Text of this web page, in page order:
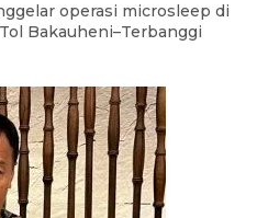
operasi microsleep di
Bakauheni–Terbanggi